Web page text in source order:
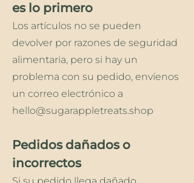
es lo primero
Los artículos no se pueden
devolver por razones de seguridad
alimentaria, pero si hay un
problema con su pedido, envíenos
un correo electrónico a
hello@sugarappletreats.shop
Pedidos dañados o
incorrectos